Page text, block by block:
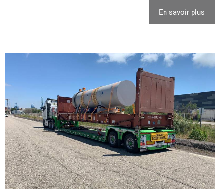
En savoir plus